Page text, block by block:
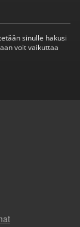
sinulle hakusi
voit vaikuttaa